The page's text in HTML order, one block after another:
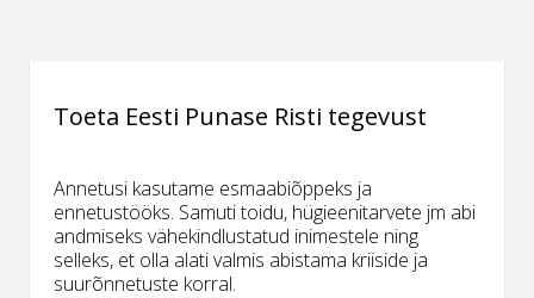
Toeta Eesti Punase Risti tegevust
Annetusi kasutame esmaabiõppeks ja
ennetustööks. Samuti toidu, hügieenitarvete jm abi
andmiseks vähekindlustatud inimestele ning
selleks, et olla alati valmis abistama kriiside ja
suurõnnetuste korral.